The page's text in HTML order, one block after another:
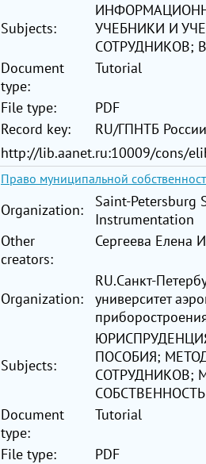
Subjects:
УЧЕБНИКИ И
СОТРУДНИКОВ;
Document
type:
Tutorial
File type:
PDF
Record key:
RU/ГПНТБ
http://lib.aanet.ru:10009/cons/
Право муниципальной
Organization:
Saint-Petersburg
Instrumentation
Other
creators:
Сергеева Елена
Organization:
RU.Санкт-
университет
Subjects:
ПОСОБИЯ;
СОТРУДНИКОВ;
Document
type:
Tutorial
File type:
PDF